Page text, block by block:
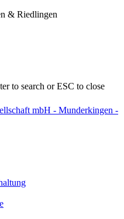
& Riedlingen
to search or ESC to close